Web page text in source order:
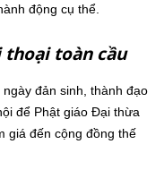
động cụ thể.
thoại toàn cầu
đản sinh, thành đạo
để Phật giáo Đại thừa
giá đến cộng đồng thế